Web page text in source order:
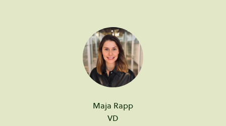
Maja Rapp
VD